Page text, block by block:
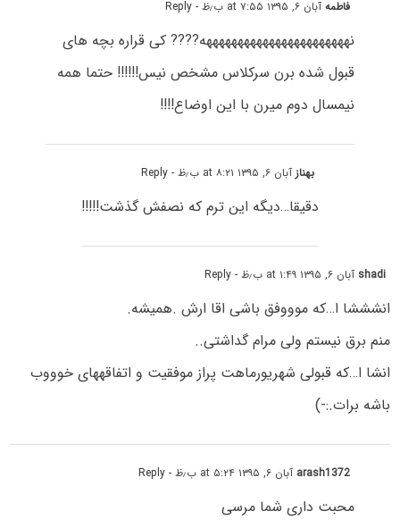
فاطمهآبان ۶, ۱۳۹۵ at ۷:۵۵ ب٫ظ - Reply
نهههههههههههههههههههههههه???? کی قراره بچه های
قبول شده برن سرکلاس مشخص نیس!!!!!! حتما همه
نیمسال دوم میرن با این اوضاع!!!!
بهنازآبان ۶, ۱۳۹۵ at ۸:۲۱ ب٫ظ - Reply
دقیقا…دیگه این ترم که نصفش گذشت!!!!!
shadi آبان ۶, ۱۳۹۵ at ۱:۴۹ ب٫ظ - Reply
انشششا ا…که موووفق باشی اقا ارش .همیشه.
منم برق نیستم ولی مرام گداشتی..
انشا ا…که قبولی شهریورماهت پراز موفقیت و اتفاقههای خوووب
باشه برات.:-)
arash1372 آبان ۶, ۱۳۹۵ at ۵:۲۴ ب٫ظ - Reply
محبت داری شما مرسی